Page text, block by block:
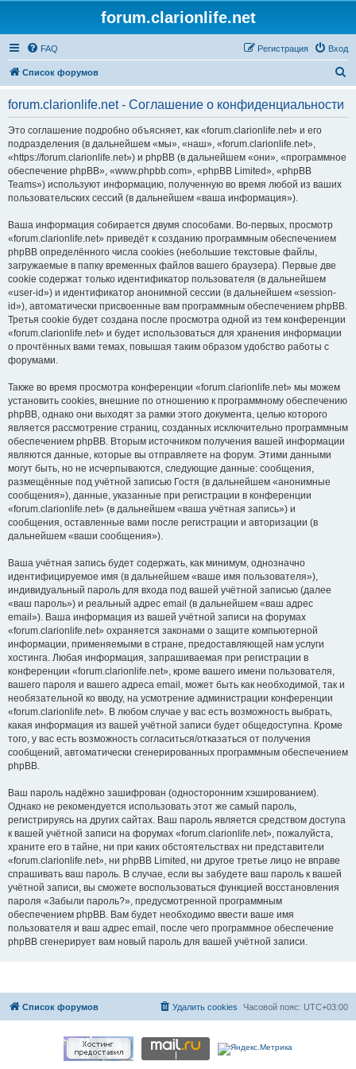
forum.clarionlife.net
FAQ Вход
Регистрация
Список форумов
forum.clarionlife.net - Соглашение о конфиденциальности
Это соглашение подробно объясняет, как «forum.clarionlife.net» и его
подразделения (в дальнейшем «мы», «наш», «forum.clarionlife.net»,
«https://forum.clarionlife.net») и phpBB (в дальнейшем «они», «программное
обеспечение phpBB», «www.phpbb.com», «phpBB Limited», «phpBB
Teams») используют информацию, полученную во время любой из ваших
пользовательских сессий (в дальнейшем «ваша информация»).
Ваша информация собирается двумя способами. Во-первых, просмотр
«forum.clarionlife.net» приведёт к созданию программным обеспечением
phpBB определённого числа cookies (небольшие текстовые файлы,
загружаемые в папку временных файлов вашего браузера). Первые две
cookie содержат только идентификатор пользователя (в дальнейшем
«user-id») и идентификатор анонимной сессии (в дальнейшем «session-
id»), автоматически присвоенные вам программным обеспечением phpBB.
Третья cookie будет создана после просмотра одной из тем конференции
«forum.clarionlife.net» и будет использоваться для хранения информации
о прочтённых вами темах, повышая таким образом удобство работы с
форумами.
Также во время просмотра конференции «forum.clarionlife.net» мы можем
установить cookies, внешние по отношению к программному обеспечению
phpBB, однако они выходят за рамки этого документа, целью которого
является рассмотрение страниц, созданных исключительно программным
обеспечением phpBB. Вторым источником получения вашей информации
являются данные, которые вы отправляете на форум. Этими данными
могут быть, но не исчерпываются, следующие данные: сообщения,
размещённые под учётной записью Гостя (в дальнейшем «анонимные
сообщения»), данные, указанные при регистрации в конференции
«forum.clarionlife.net» (в дальнейшем «ваша учётная запись») и
сообщения, оставленные вами после регистрации и авторизации (в
дальнейшем «ваши сообщения»).
Ваша учётная запись будет содержать, как минимум, однозначно
идентифицируемое имя (в дальнейшем «ваше имя пользователя»),
индивидуальный пароль для входа под вашей учётной записью (далее
«ваш пароль») и реальный адрес email (в дальнейшем «ваш адрес
email»). Ваша информация из вашей учётной записи на форумах
«forum.clarionlife.net» охраняется законами о защите компьютерной
информации, применяемыми в стране, предоставляющей нам услуги
хостинга. Любая информация, запрашиваемая при регистрации в
конференции «forum.clarionlife.net», кроме вашего имени пользователя,
вашего пароля и вашего адреса email, может быть как необходимой, так и
необязательной ко вводу, на усмотрение администрации конференции
«forum.clarionlife.net». В любом случае у вас есть возможность выбрать,
какая информация из вашей учётной записи будет общедоступна. Кроме
того, у вас есть возможность согласиться/отказаться от получения
сообщений, автоматически сгенерированных программным обеспечением
phpBB.
Ваш пароль надёжно зашифрован (односторонним хэшированием).
Однако не рекомендуется использовать этот же самый пароль,
регистрируясь на других сайтах. Ваш пароль является средством доступа
к вашей учётной записи на форумах «forum.clarionlife.net», пожалуйста,
храните его в тайне, ни при каких обстоятельствах ни представители
«forum.clarionlife.net», ни phpBB Limited, ни другое третье лицо не вправе
спрашивать ваш пароль. В случае, если вы забудете ваш пароль к вашей
учётной записи, вы сможете воспользоваться функцией восстановления
пароля «Забыли пароль?», предусмотренной программным
обеспечением phpBB. Вам будет необходимо ввести ваше имя
пользователя и ваш адрес email, после чего программное обеспечение
phpBB сгенерирует вам новый пароль для вашей учётной записи.
Список форумов Часовой пояс: UTC+03:00
Удалить cookies